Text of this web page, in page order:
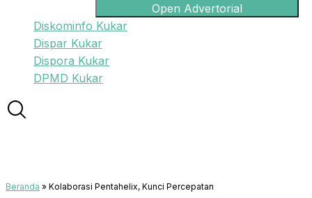
Open Advertorial
Diskominfo Kukar
Dispar Kukar
Dispora Kukar
DPMD Kukar
Beranda » Kolaborasi Pentahelix, Kunci Percepatan